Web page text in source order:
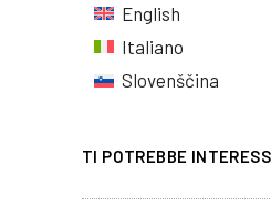
English
Italiano
Slovenščina
TI POTREBBE